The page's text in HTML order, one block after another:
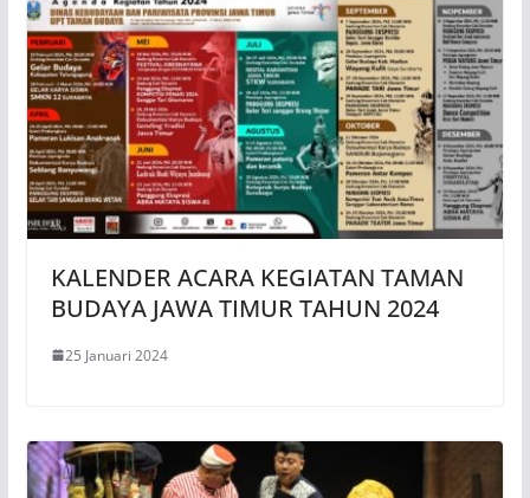
KALENDER ACARA KEGIATAN TAMAN
BUDAYA JAWA TIMUR TAHUN 2024
25 Januari 2024